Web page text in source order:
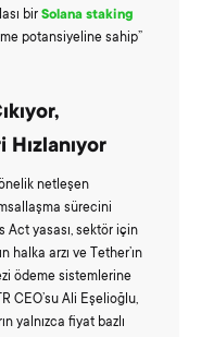
bir Solana staking
potansiyeline sahip”
netleşen
sürecini
Act yasası, sektör için
halka arzı ve Tether’ın
ödeme sistemlerine
CEO’su Ali Eşelioğlu,
yalnızca fiyat bazlı